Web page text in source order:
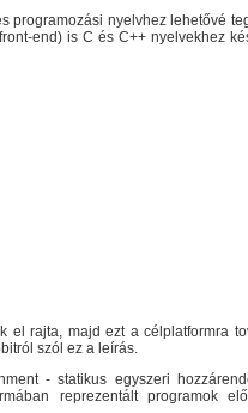
programozási nyelvhez lehetővé
end) is C és C++ nyelvekhez
el rajta, majd ezt a célplatformra
szól ez a leírás.
- statikus egyszeri
reprezentált programok